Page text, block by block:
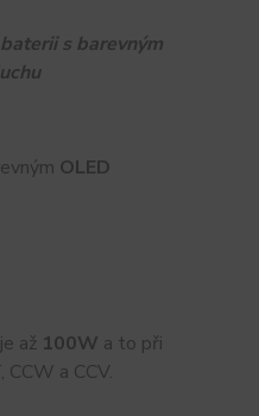
s barevným
OLED
až 100W a to při
a CCV.